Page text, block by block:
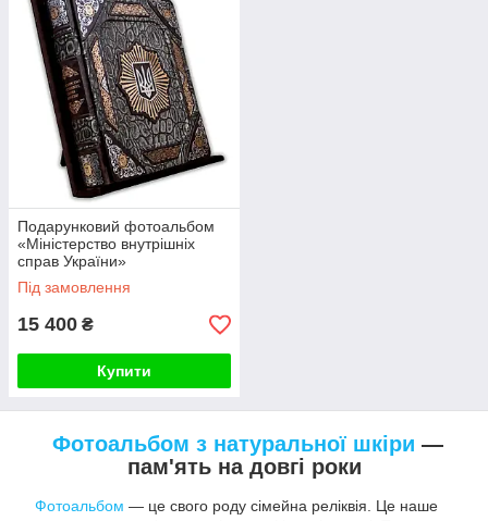
Подарунковий фотоальбом
«Міністерство внутрішніх
справ України»
Під замовлення
15 400 ₴
Купити
Фотоальбом з натуральної шкіри ―
пам'ять на довгі роки
Фотоальбом ― це свого роду сімейна реліквія. Це наше